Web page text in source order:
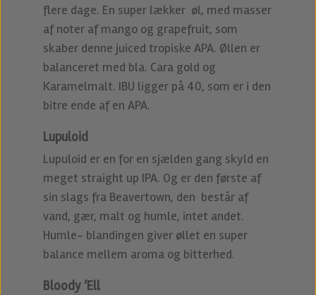
flere dage. En super lækker øl, med masser
af noter af mango og grapefruit, som
skaber denne juiced tropiske APA. Øllen er
balanceret med bla. Cara gold og
Karamelmalt. IBU ligger på 40, som er i den
bitre ende af en APA.
Lupuloid
Lupuloid er en for en sjælden gang skyld en
meget straight up IPA. Og er den første af
sin slags fra Beavertown, den består af
vand, gær, malt og humle, intet andet.
Humle- blandingen giver øllet en super
balance mellem aroma og bitterhed.
Bloody ‘Ell